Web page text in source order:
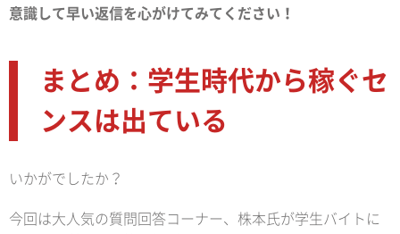
意識して早い返信を心がけてみてください！
まとめ：学生時代から稼ぐセ
ンスは出ている
いかがでしたか？
今回は大人気の質問回答コーナー、株本氏が学生バイトに